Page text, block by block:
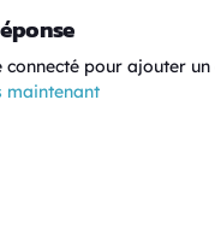
connecté pour ajouter
maintenant